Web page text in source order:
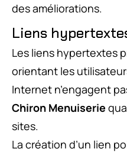
des améliorations.
Liens
Les liens hypertextes
orientant les
Internet n’engagent
Chiron Menuiserie
sites.
La création d’un lien